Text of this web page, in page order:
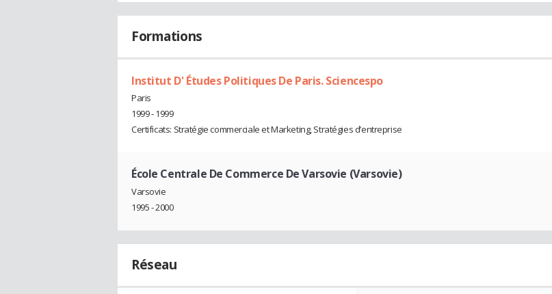
Formations
Institut D' Études Politiques De Paris. Sciencespo
Paris
1999 - 1999
Certificats: Stratégie commerciale et Marketing, Stratégies d’entreprise
École Centrale De Commerce De Varsovie (Varsovie)
Varsovie
1995 - 2000
Réseau